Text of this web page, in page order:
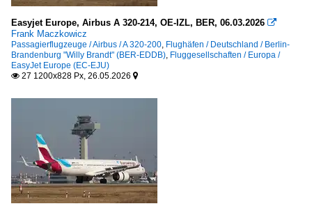
Easyjet Europe, Airbus A 320-214, OE-IZL, BER, 06.03.2026 
Frank Maczkowicz
Passagierflugzeuge / Airbus / A 320-200 Flughäfen / Deutschland / Berlin-
Brandenburg "Willy Brandt" (BER-EDDB) Fluggesellschaften / Europa /
EasyJet Europe (EC-EJU)
 27 1200x828 Px, 26.05.2026 